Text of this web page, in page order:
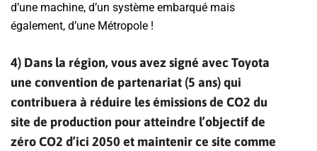
d’une machine, d’un système embarqué mais
également, d’une Métropole !
4) Dans la région, vous avez signé avec Toyota
une convention de partenariat (5 ans) qui
contribuera à réduire les émissions de CO2 du
site de production pour atteindre l’objectif de
zéro CO2 d’ici 2050 et maintenir ce site comme